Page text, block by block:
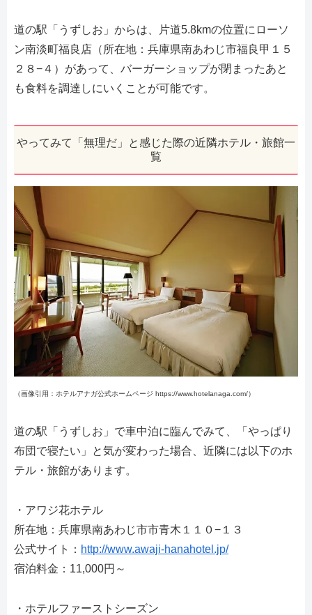
道の駅「うずしお」からは、片道5.8kmの位置にローソ
ン南淡町福良店（所在地：兵庫県南あわじ市福良甲１５
２８−４）があって、バーガーショップが閉まったあと
も食料を調達しにいくことが可能です。
やってみて「無理だ」と感じた際の近隣ホテル・旅館一
覧
（画像引用：ホテルアナガ公式ホームページ https://www.hotelanaga.com/）
道の駅「うずしお」で車中泊に臨んでみて、「やっぱり
布団で寝たい」と気が変わった場合、近隣には以下のホ
テル・旅館があります。
・アワジ花ホテル
所在地：兵庫県南あわじ市市青木１１０−１３
公式サイト： http://www.awaji-hanahotel.jp/
宿泊料金：11,000円～
・ホテルファーストシーズン